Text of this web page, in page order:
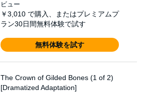
ビュー
￥3,010 で購入、またはプレミアムプ
ラン30日間無料体験で試す
無料体験を試す
The Crown of Gilded Bones (1 of 2)
[Dramatized Adaptation]